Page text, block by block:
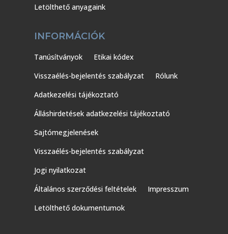
Letölthető anyagaink
INFORMÁCIÓK
Tanúsítványok
Etikai kódex
Visszaélés-bejelentés szabályzat
Rólunk
Adatkezelési tájékoztató
Álláshirdetések adatkezelési tájékoztató
Sajtómegjelenések
Visszaélés-bejelentés szabályzat
Jogi nyilatkozat
Általános szerződési feltételek
Impresszum
Letölthető dokumentumok